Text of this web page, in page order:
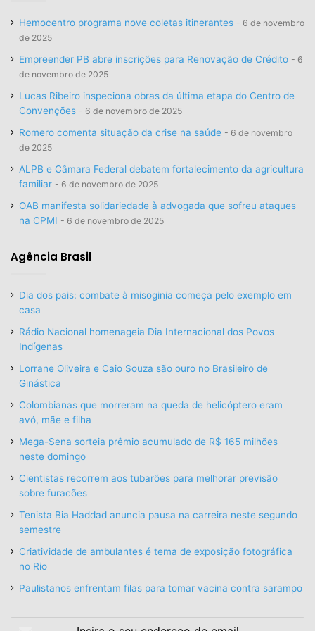
Hemocentro programa nove coletas itinerantes
6 de novembro
de 2025
Empreender PB abre inscrições para Renovação de Crédito
6
de novembro de 2025
Lucas Ribeiro inspeciona obras da última etapa do Centro de
Convenções
6 de novembro de 2025
Romero comenta situação da crise na saúde
6 de novembro
de 2025
ALPB e Câmara Federal debatem fortalecimento da agricultura
familiar
6 de novembro de 2025
OAB manifesta solidariedade à advogada que sofreu ataques
na CPMI
6 de novembro de 2025
Agência Brasil
Dia dos pais: combate à misoginia começa pelo exemplo em
casa
Rádio Nacional homenageia Dia Internacional dos Povos
Indígenas
Lorrane Oliveira e Caio Souza são ouro no Brasileiro de
Ginástica
Colombianas que morreram na queda de helicóptero eram
avó, mãe e filha
Mega-Sena sorteia prêmio acumulado de R$ 165 milhões
neste domingo
Cientistas recorrem aos tubarões para melhorar previsão
sobre furacões
Tenista Bia Haddad anuncia pausa na carreira neste segundo
semestre
Criatividade de ambulantes é tema de exposição fotográfica
no Rio
Paulistanos enfrentam filas para tomar vacina contra sarampo